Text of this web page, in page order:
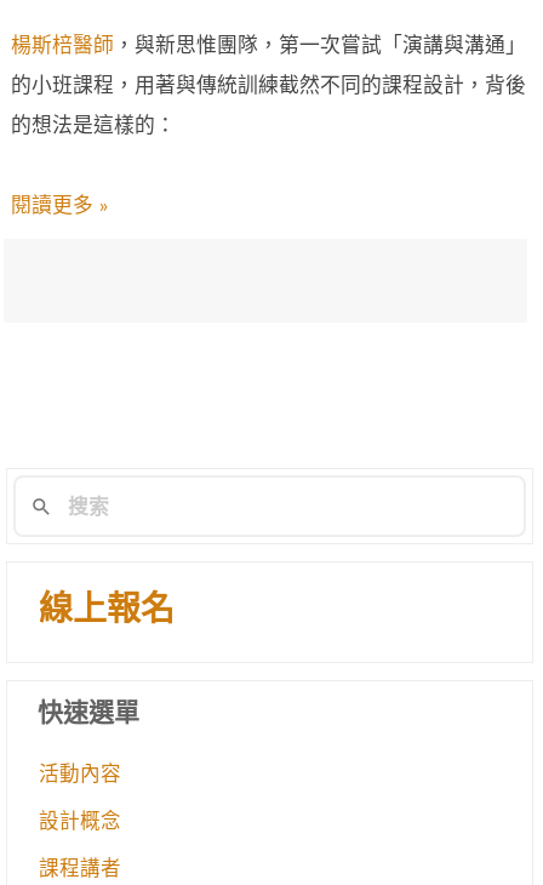
楊斯棓醫師 ，與新思惟團隊，第一次嘗試「演講與溝通」
的小班課程，用著與傳統訓練截然不同的課程設計，背後
的想法是這樣的：
閱讀更多 »
線上報名
快速選單
活動內容
設計概念
課程講者